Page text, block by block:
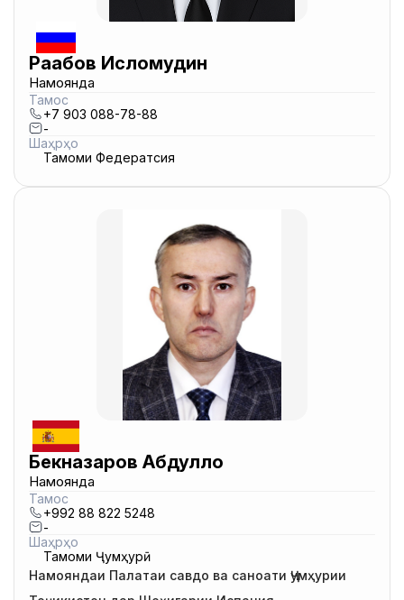
Раҷабов Исломудин
Намоянда
Тамос
+7 903 088-78-88
-
Шаҳрҳо
Тамоми Федератсия
Бекназаров Абдулло
Намоянда
Тамос
+992 88 822 5248
-
Шаҳрҳо
Тамоми Ҷумҳурӣ
Намояндаи Палатаи савдо ва саноати Ҷумҳурии